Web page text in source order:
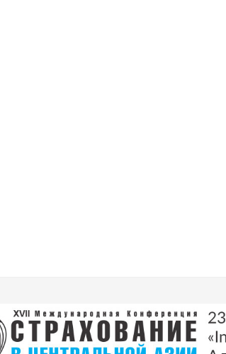
Marvel
автономными дата-центрами,